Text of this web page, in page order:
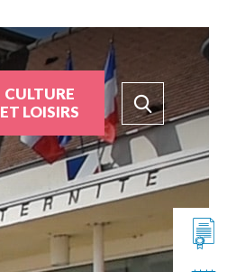
CULTURE
ET LOISIRS